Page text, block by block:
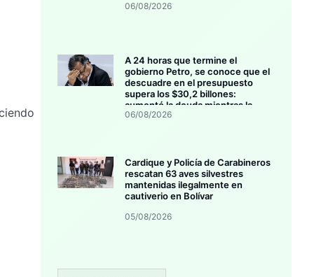
06/08/2026
A 24 horas que termine el
gobierno Petro, se conoce que el
descuadre en el presupuesto
supera los $30,2 billones:
aumentó la deuda mientras la
inversión se estanca
06/08/2026
Cardique y Policía de Carabineros
rescatan 63 aves silvestres
mantenidas ilegalmente en
cautiverio en Bolívar
05/08/2026